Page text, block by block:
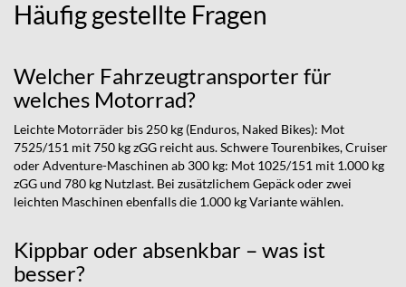
Häufig gestellte Fragen
Welcher Fahrzeugtransporter für
welches Motorrad?
Leichte Motorräder bis 250 kg (Enduros, Naked Bikes): Mot
7525/151 mit 750 kg zGG reicht aus. Schwere Tourenbikes, Cruiser
oder Adventure-Maschinen ab 300 kg: Mot 1025/151 mit 1.000 kg
zGG und 780 kg Nutzlast. Bei zusätzlichem Gepäck oder zwei
leichten Maschinen ebenfalls die 1.000 kg Variante wählen.
Kippbar oder absenkbar – was ist
besser?